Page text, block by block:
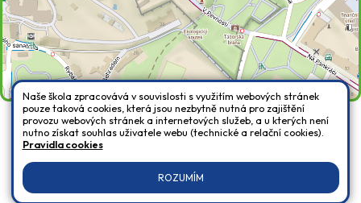
Všechna práva vyhrazena. Copyright © 2026 |Mapa stránek|Přihlásit
Prohlášení o přístupnosti
Naše škola zpracovává v souvislosti s využitím webových stránek
pouze taková cookies, která jsou nezbytně nutná pro zajištění
provozu webových stránek a internetových služeb, a u kterých není
nutno získat souhlas uživatele webu (technické a relační cookies).
Pravidla cookies
ROZUMÍM